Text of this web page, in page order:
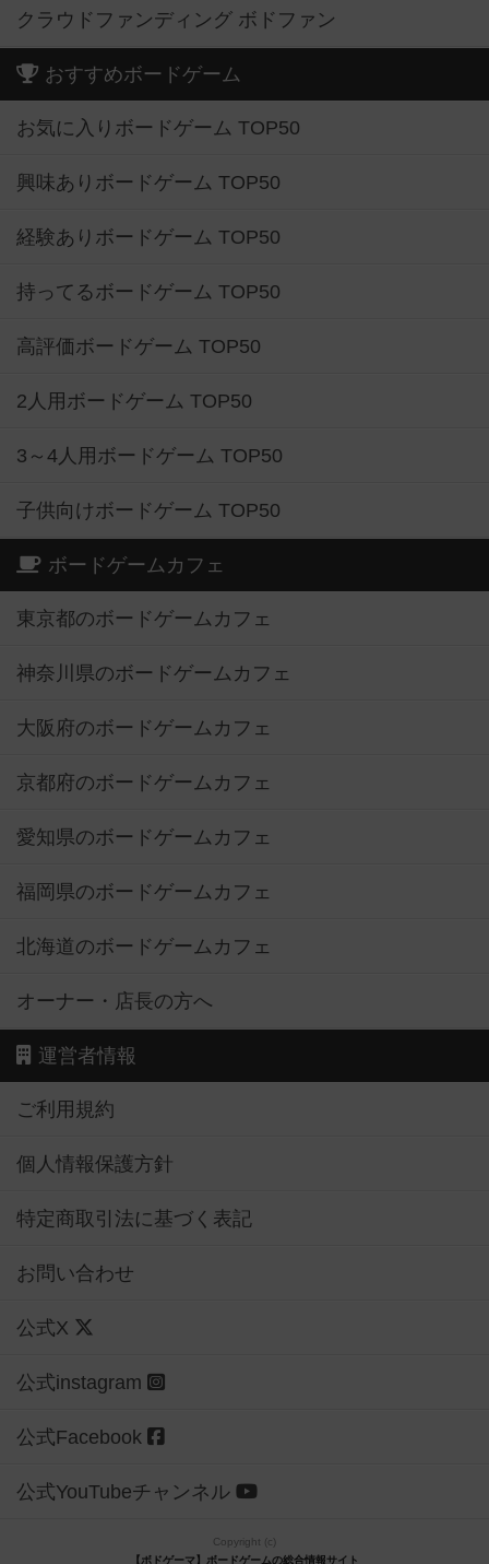
クラウドファンディング ボドファン
おすすめボードゲーム
お気に入りボードゲーム TOP50
興味ありボードゲーム TOP50
経験ありボードゲーム TOP50
持ってるボードゲーム TOP50
高評価ボードゲーム TOP50
2人用ボードゲーム TOP50
3～4人用ボードゲーム TOP50
子供向けボードゲーム TOP50
ボードゲームカフェ
東京都のボードゲームカフェ
神奈川県のボードゲームカフェ
大阪府のボードゲームカフェ
京都府のボードゲームカフェ
愛知県のボードゲームカフェ
福岡県のボードゲームカフェ
北海道のボードゲームカフェ
オーナー・店長の方へ
運営者情報
ご利用規約
個人情報保護方針
特定商取引法に基づく表記
お問い合わせ
公式X
公式instagram
公式Facebook
公式YouTubeチャンネル
Copyright (c)
【ボドゲーマ】ボードゲームの総合情報サイト